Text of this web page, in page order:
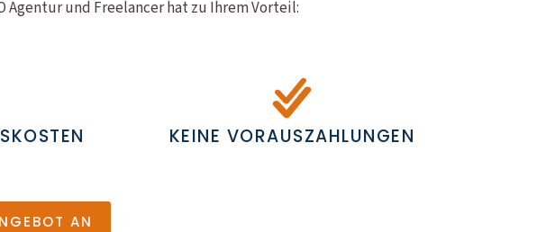
Agentur und Freelancer hat zu Ihrem Vorteil:
KEINE VORAUSZAHLUNGEN
AN